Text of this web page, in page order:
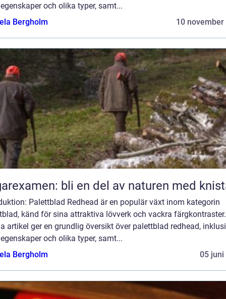
och olika typer, samt...
Bergholm
10 november
bli en del av naturen med
Palettblad Redhead är en populär växt inom kategorin
känd för sina attraktiva lövverk och vackra färgkontraster.
artikel ger en grundlig översikt över palettblad redhead,
och olika typer, samt...
Bergholm
05 juni